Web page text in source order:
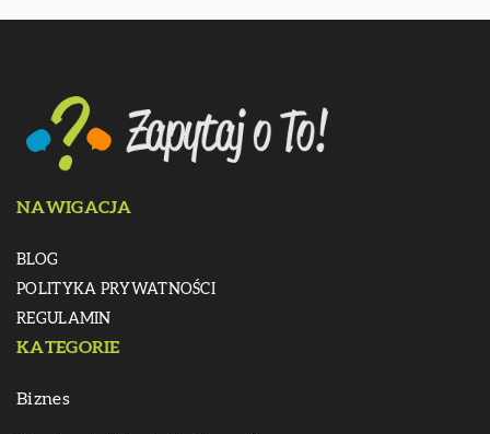
NAWIGACJA
BLOG
POLITYKA PRYWATNOŚCI
REGULAMIN
KATEGORIE
Biznes